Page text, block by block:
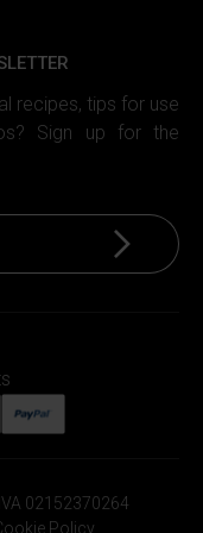
recipes, tips for use
Sign up for the
Sign up
02152370264
Policy